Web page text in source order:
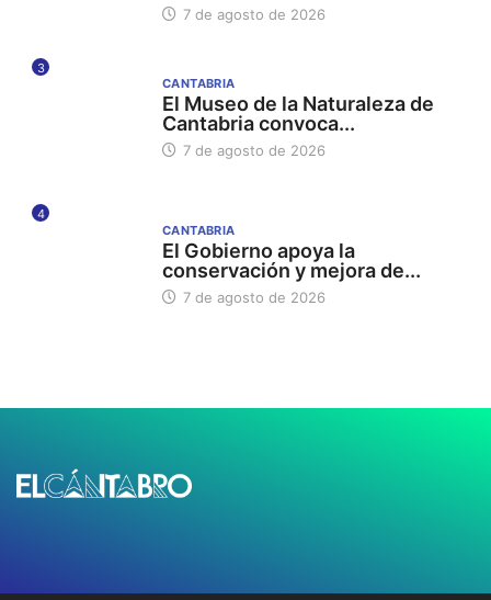
7 de agosto de 2026
3
CANTABRIA
El Museo de la Naturaleza de
Cantabria convoca...
7 de agosto de 2026
4
CANTABRIA
El Gobierno apoya la
conservación y mejora de...
7 de agosto de 2026